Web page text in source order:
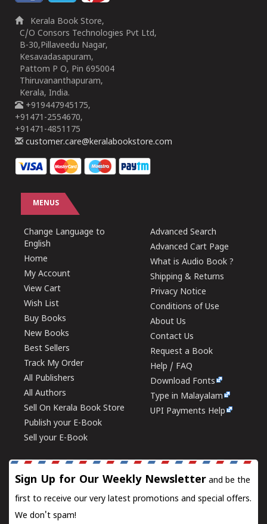
Kerala Book Store,
C/O Consors Technologies Pvt Ltd,
B-30,Pillaveedu Nagar,
Kesavadasapuram,
Pattom P O, Pin 695004
Thiruvananthapuram,
Kerala, India.
+919447945175,
+91471-2554670,
+91471-4851175
customer.care@keralabookstore.com
MENUS
Change Language to
English
Home
My Account
View Cart
Wish List
Buy Books
New Books
Best Sellers
Track My Order
All Publishers
All Authors
Sell On Kerala Book Store
Publish your E-Book
Sell your E-Book
Advanced Search
Advanced Cart Page
What is Audio Book ?
Shipping & Returns
Privacy Notice
Conditions of Use
About Us
Contact Us
Request a Book
Help / FAQ
Download Fonts
Type in Malayalam
UPI Payments Help
Sign Up for Our Weekly Newsletter and be the
first to receive our very latest promotions and special offers.
We don't spam!